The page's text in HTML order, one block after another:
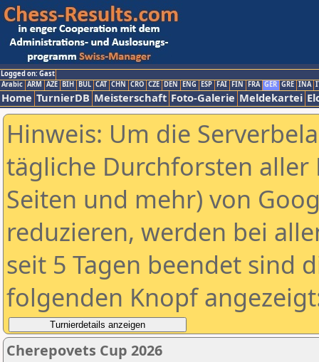
Logged on: Gast
Arabic ARM AZE BIH BUL CAT CHN CRO CZE DEN ENG ESP FAI FIN FRA GER GRE INA
Home TurnierDB Meisterschaft Foto-Galerie Meldekartei
Hinweis: Um die
tägliche Durchforsten aller
Seiten und mehr) von
reduzieren, werden bei
seit 5 Tagen beendet sind
folgenden Knopf
Cherepovets Cup 2026